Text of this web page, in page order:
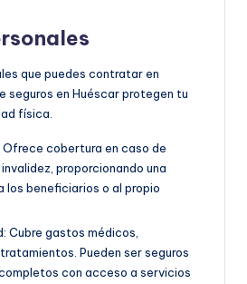
que puedes contratar en
seguros en Huéscar protegen tu
física.
Ofrece cobertura en caso de
proporcionando una
los beneficiarios o al propio
Cubre gastos médicos,
Pueden ser seguros
con acceso a servicios